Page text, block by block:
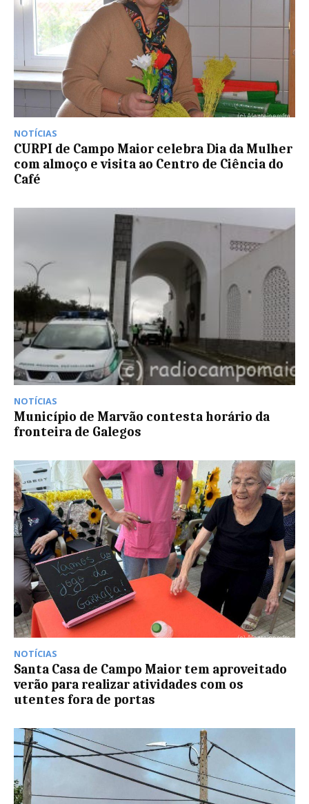
NOTÍCIAS
CURPI de Campo Maior celebra Dia da Mulher
com almoço e visita ao Centro de Ciência do
Café
NOTÍCIAS
Município de Marvão contesta horário da
fronteira de Galegos
NOTÍCIAS
Santa Casa de Campo Maior tem aproveitado
verão para realizar atividades com os
utentes fora de portas